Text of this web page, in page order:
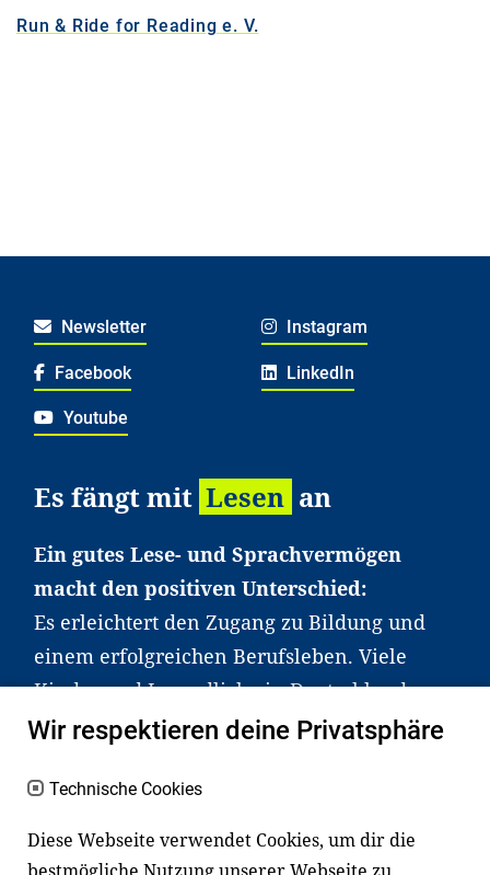
Run & Ride for Reading e. V.
Newsletter Instagram
Facebook LinkedIn
Youtube
Es fängt mit Lesen an
Ein gutes Lese- und Sprachvermögen
macht den positiven Unterschied:
Es erleichtert den Zugang zu Bildung und
einem erfolgreichen Berufsleben. Viele
Kinder und Jugendliche in Deutschland
haben aber große Schwierigkeiten dabei.
an Familien sowie an Erzieher*innen,
Lehrer*innen und andere
Fachexpert*innen. Dafür arbeiten wir eng
Wir respektieren deine Privatsphäre
Technische Cookies
Diese Webseite verwendet Cookies, um dir die